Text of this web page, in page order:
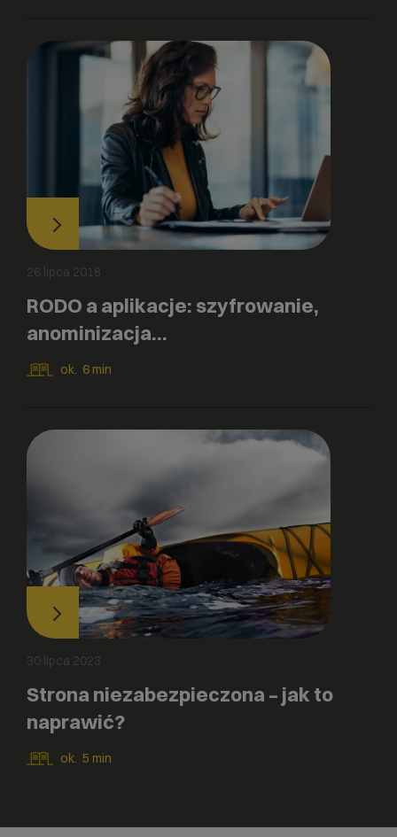
26 lipca 2018
RODO a aplikacje: szyfrowanie,
anominizacja…
ok. 6 min
30 lipca 2023
Strona niezabezpieczona – jak to
naprawić?
ok. 5 min